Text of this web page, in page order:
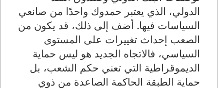
الدولي، الذي يعتبر حمدوك واحدًا من صانعي
السياسات فيها. أضف إلى ذلك، قد يكون من
الصعب إحداث تغييرات على المستوى
السياسي، فالاتجاه الجديد هو ليس حماية
الديموقراطية التي تعني حكم الشعب، بل
حماية الطبقة الحاكمة الصاعدة من ذوي